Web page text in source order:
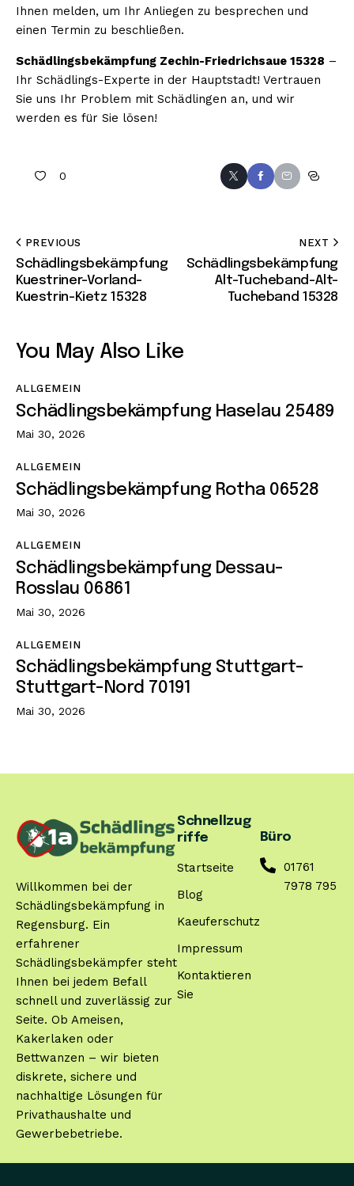
Ihnen melden, um Ihr Anliegen zu besprechen und
einen Termin zu beschließen.
Schädlingsbekämpfung Zechin-Friedrichsaue 15328 –
Ihr Schädlings-Experte in der Hauptstadt! Vertrauen
Sie uns Ihr Problem mit Schädlingen an, und wir
werden es für Sie lösen!
0
PREVIOUS
Schädlingsbekämpfung
Kuestriner-Vorland-
Kuestrin-Kietz 15328
NEXT
Schädlingsbekämpfung
Alt-Tucheband-Alt-
Tucheband 15328
You May Also Like
ALLGEMEIN
Schädlingsbekämpfung Haselau 25489
Mai 30, 2026
ALLGEMEIN
Schädlingsbekämpfung Rotha 06528
Mai 30, 2026
ALLGEMEIN
Schädlingsbekämpfung Dessau-
Rosslau 06861
Mai 30, 2026
ALLGEMEIN
Schädlingsbekämpfung Stuttgart-
Stuttgart-Nord 70191
Mai 30, 2026
Willkommen bei der
Schädlingsbekämpfung in
Regensburg. Ein
erfahrener
Schädlingsbekämpfer steht
Ihnen bei jedem Befall
schnell und zuverlässig zur
Seite. Ob Ameisen,
Kakerlaken oder
Bettwanzen – wir bieten
diskrete, sichere und
nachhaltige Lösungen für
Privathaushalte und
Gewerbebetriebe.
Schnellzug
riffe
Startseite
Blog
Kaeuferschutz
Impressum
Kontaktieren
Sie
Büro
01761
7978 795